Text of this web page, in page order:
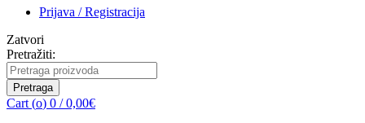
Prijava / Registracija
Zatvori
Pretražiti:
Pretraga
Cart (o) 0 / 0,00€